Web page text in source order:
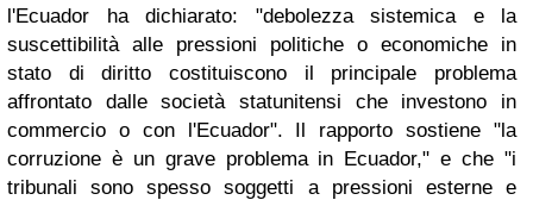
l'Ecuador ha dichiarato: "debolezza sistemica e la
suscettibilità alle pressioni politiche o economiche in
stato di diritto costituiscono il principale problema
affrontato dalle società statunitensi che investono in
commercio o con l'Ecuador". Il rapporto sostiene "la
corruzione è un grave problema in Ecuador," e che "i
tribunali sono spesso soggetti a pressioni esterne e